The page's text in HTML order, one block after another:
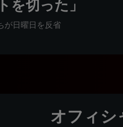
を切った」
が日曜日を反省
オフィシ